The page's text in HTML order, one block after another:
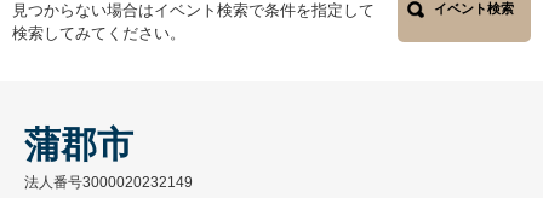
見つからない場合はイベント検索で条件を指定して
検索してみてください。
イベント検索
蒲郡市
法人番号3000020232149